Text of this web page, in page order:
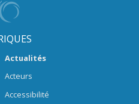
Actualités
Acteurs
Accessibilité